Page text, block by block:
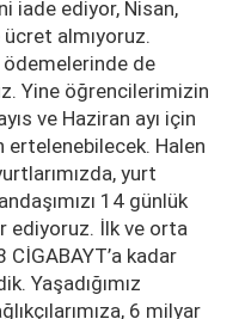
iade ediyor, Nisan,
ücret almıyoruz.
de
Yine öğrencilerimizin
ve Haziran ayı için
ertelenebilecek. Halen
yurt
14 günlük
ediyoruz. İlk ve orta
kadar
Yaşadığımız
6 milyar